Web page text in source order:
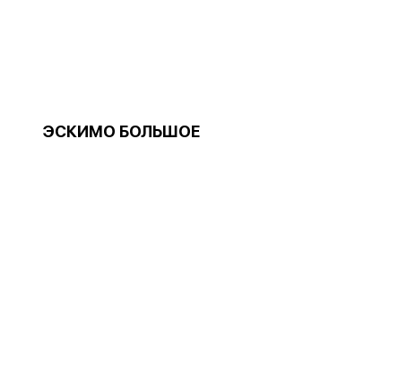
ЭСКИМО БОЛЬШОЕ